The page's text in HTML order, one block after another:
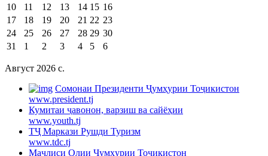
10
11 12 13 14 15 16
17
18 19 20 21 22 23
24
25 26 27 28 29 30
31
1 2 3 4 5 6
Август 2026 c.
Cомонаи Президенти Ҷумҳурии Тоҷикистон
www.president.tj
Кумитаи ҷавонон, варзиш ва сайёҳии
www.youth.tj
ТҶ Маркази Рушди Туризм
www.tdc.tj
Маҷлиси Олии Ҷумҳурии Тоҷикистон